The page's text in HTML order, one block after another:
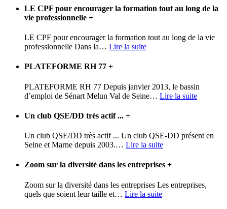
LE CPF pour encourager la formation tout au long de la
vie professionnelle +
LE CPF pour encourager la formation tout au long de la vie
professionnelle Dans la… Lire la suite
PLATEFORME RH 77 +
PLATEFORME RH 77 Depuis janvier 2013, le bassin
d’emploi de Sénart Melun Val de Seine… Lire la suite
Un club QSE/DD très actif ... +
Un club QSE/DD très actif ... Un club QSE-DD présent en
Seine et Marne depuis 2003.… Lire la suite
Zoom sur la diversité dans les entreprises +
Zoom sur la diversité dans les entreprises Les entreprises,
quels que soient leur taille et… Lire la suite